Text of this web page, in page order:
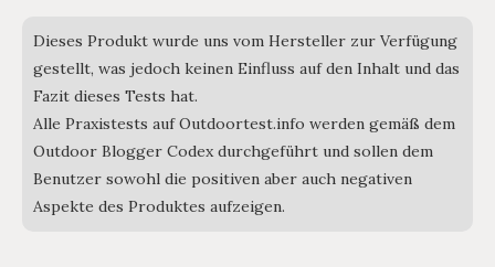
Dieses Produkt wurde uns vom Hersteller zur Verfügung
gestellt, was jedoch keinen Einfluss auf den Inhalt und das
Fazit dieses Tests hat.
Alle Praxistests auf Outdoortest.info werden gemäß dem
Outdoor Blogger Codex durchgeführt und sollen dem
Benutzer sowohl die positiven aber auch negativen
Aspekte des Produktes aufzeigen.